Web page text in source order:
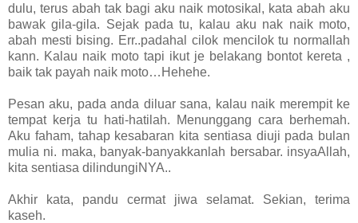
dulu, terus abah tak bagi aku naik motosikal, kata abah aku
bawak gila-gila. Sejak pada tu, kalau aku nak naik moto,
abah mesti bising. Err..padahal cilok mencilok tu normallah
kann. Kalau naik moto tapi ikut je belakang bontot kereta ,
baik tak payah naik moto…Hehehe.
Pesan aku, pada anda diluar sana, kalau naik merempit ke
tempat kerja tu hati-hatilah. Menunggang cara berhemah.
Aku faham, tahap kesabaran kita sentiasa diuji pada bulan
mulia ni. maka, banyak-banyakkanlah bersabar. insyaAllah,
kita sentiasa dilindungiNYA..
Akhir kata, pandu cermat jiwa selamat. Sekian, terima
kaseh.